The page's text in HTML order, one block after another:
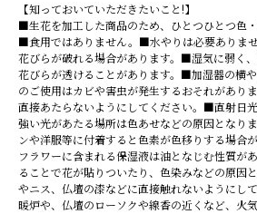
【知っておいていただきたいこと!】
■生花を加工した商品のため、ひとつひとつ色・
■食用ではありません。■水やりは必要ありま
花びらが破れる場合があります。■湿気に弱く、
花びらが透けることがあります。■加湿器の横
のご使用はカビや害虫が発生するおそれがあり
直接あたらないようにしてください。■直射日
強い光があたる場所は色あせなどの原因となり
ンや洋服等に付着すると色素が色移りする場合
フラワーに含まれる保湿液は油となじむ性質が
ることで花が貼りついたり、色染みなどの原因
やニス、仏壇の漆などに直接触れないようにし
暖炉や、仏壇のローソクや線香の近くなど、火気